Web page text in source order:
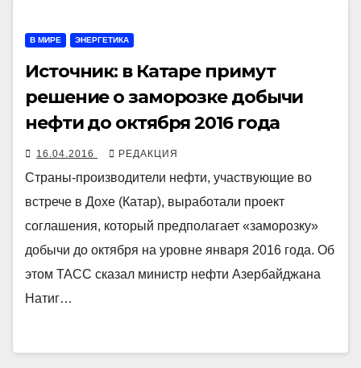
В МИРЕ ЭНЕРГЕТИКА
Источник: в Катаре примут
решение о заморозке добычи
нефти до октября 2016 года
16.04.2016 РЕДАКЦИЯ
Страны-производители нефти, участвующие во
встрече в Дохе (Катар), выработали проект
соглашения, который предполагает «заморозку»
добычи до октября на уровне января 2016 года. Об
этом ТАСС сказал министр нефти Азербайджана
Натиг…